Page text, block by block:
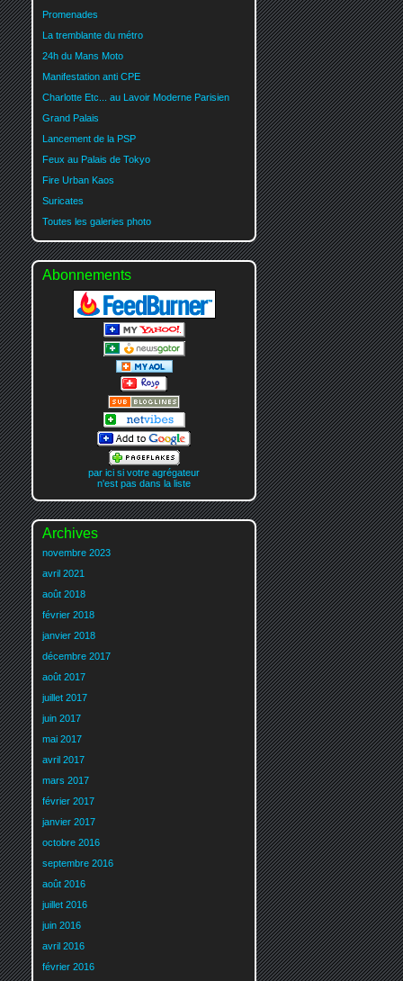
Promenades
La tremblante du métro
24h du Mans Moto
Manifestation anti CPE
Charlotte Etc... au Lavoir Moderne Parisien
Grand Palais
Lancement de la PSP
Feux au Palais de Tokyo
Fire Urban Kaos
Suricates
Toutes les galeries photo
Abonnements
par ici si votre agrégateur
n'est pas dans la liste
Archives
novembre 2023
avril 2021
août 2018
février 2018
janvier 2018
décembre 2017
août 2017
juillet 2017
juin 2017
mai 2017
avril 2017
mars 2017
février 2017
janvier 2017
octobre 2016
septembre 2016
août 2016
juillet 2016
juin 2016
avril 2016
février 2016